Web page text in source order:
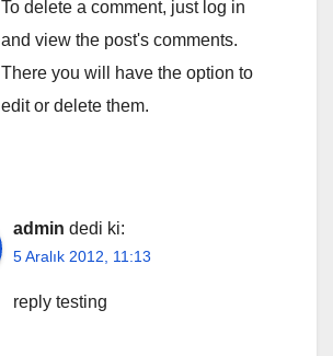
To delete a comment, just log in
and view the post's comments.
There you will have the option to
edit or delete them.
admin dedi ki:
5 Aralık 2012, 11:13
reply testing